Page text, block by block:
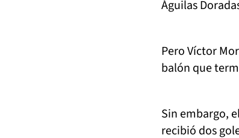
Águilas
Pero Víctor
balón que
Sin embargo,
recibió dos